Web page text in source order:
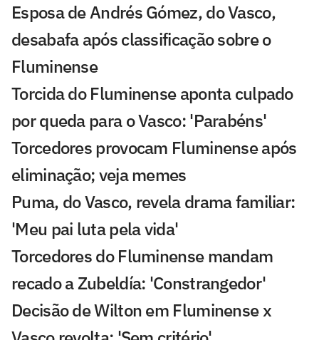
Esposa de Andrés Gómez, do Vasco,
desabafa após classificação sobre o
Fluminense
Torcida do Fluminense aponta culpado
por queda para o Vasco: 'Parabéns'
Torcedores provocam Fluminense após
eliminação; veja memes
Puma, do Vasco, revela drama familiar:
'Meu pai luta pela vida'
Torcedores do Fluminense mandam
recado a Zubeldía: 'Constrangedor'
Decisão de Wilton em Fluminense x